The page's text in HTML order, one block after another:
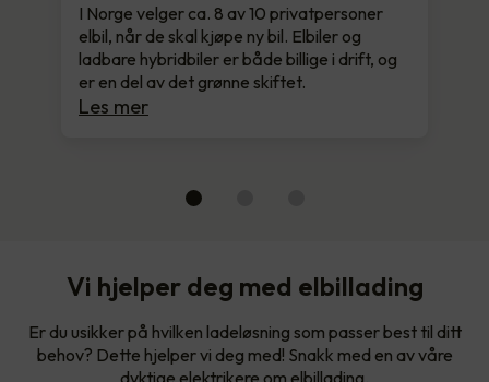
I Norge velger ca. 8 av 10 privatpersoner
elbil, når de skal kjøpe ny bil. Elbiler og
ladbare hybridbiler er både billige i drift, og
er en del av det grønne skiftet.
Les mer
Vi hjelper deg med elbillading
Er du usikker på hvilken ladeløsning som passer best til ditt
behov? Dette hjelper vi deg med! Snakk med en av våre
dyktige elektrikere om elbillading.